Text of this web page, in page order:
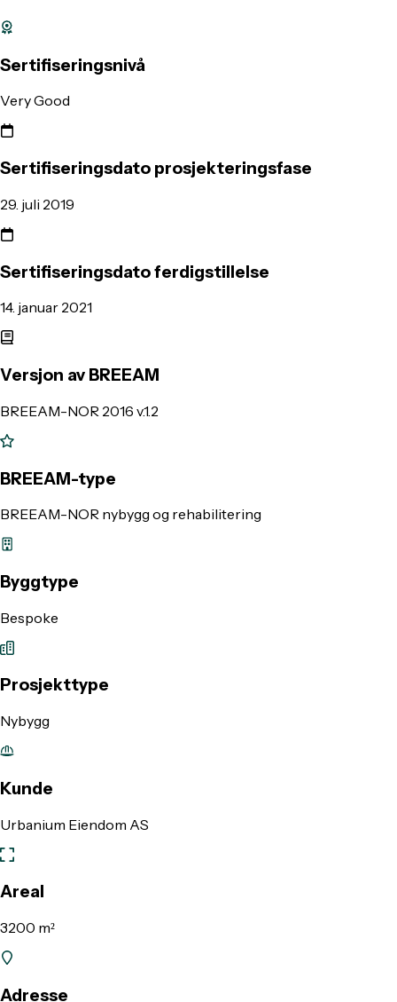
Sertifiseringsnivå
Very Good
Sertifiseringsdato prosjekteringsfase
29. juli 2019
Sertifiseringsdato ferdigstillelse
14. januar 2021
Versjon av BREEAM
BREEAM-NOR 2016 v.1.2
BREEAM-type
BREEAM-NOR nybygg og rehabilitering
Byggtype
Bespoke
Prosjekttype
Nybygg
Kunde
Urbanium Eiendom AS
Areal
3200 m²
Adresse